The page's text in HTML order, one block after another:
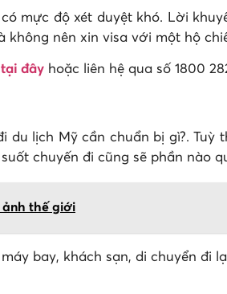
mực độ xét duyệt khó. Lời
nên xin visa với một hộ
tại đây hoặc liên hệ qua số 1800
lịch Mỹ cần chuẩn bị gì?.
chuyến đi cũng sẽ phần nào
ảnh thế giới
bay, khách sạn, di chuyển đi